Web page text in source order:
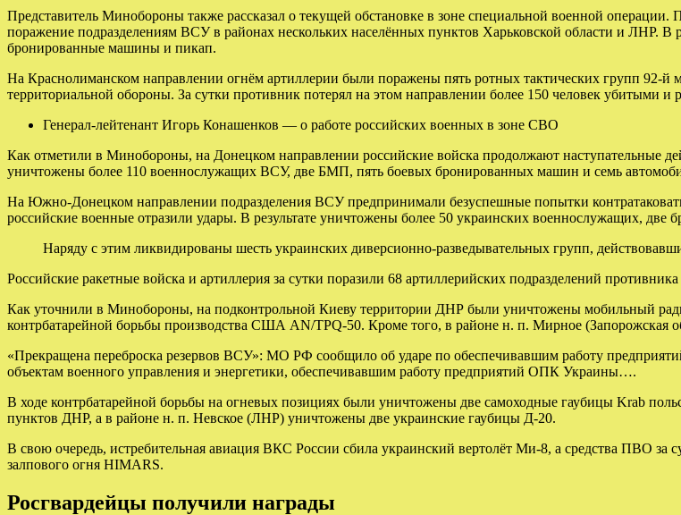
Представитель Минобороны также рассказал о текущей обстановке в зоне специальной военной
поражение подразделениям ВСУ в районах нескольких населённых пунктов Харьковской области и ЛНР. В
бронированные машины и пикап.
На Краснолиманском направлении огнём артиллерии были поражены пять ротных тактических групп 92-
территориальной обороны. За сутки противник потерял на этом направлении более 150 человек убитыми и
Генерал-лейтенант Игорь Конашенков — о работе российских военных в зоне СВО
Как отметили в Минобороны, на Донецком направлении российские войска продолжают наступательные
уничтожены более 110 военнослужащих ВСУ, две БМП, пять боевых бронированных машин и семь
На Южно-Донецком направлении подразделения ВСУ предпринимали безуспешные попытки
российские военные отразили удары. В результате уничтожены более 50 украинских военнослужащих, две
Наряду с этим ликвидированы шесть украинских диверсионно-разведывательных групп,
Российские ракетные войска и артиллерия за сутки поразили 68 артиллерийских подразделений
Как уточнили в Минобороны, на подконтрольной Киеву территории ДНР были уничтожены мобильный
контрбатарейной борьбы производства США АN/TPQ-50. Кроме того, в районе н. п. Мирное (Запорожская
«Прекращена переброска резервов ВСУ»: МО РФ сообщило об ударе по обеспечивавшим работу
объектам военного управления и энергетики, обеспечивавшим работу предприятий ОПК Украины….
В ходе контрбатарейной борьбы на огневых позициях были уничтожены две самоходные гаубицы Krab
пунктов ДНР, а в районе н. п. Невское (ЛНР) уничтожены две украинские гаубицы Д-20.
В свою очередь, истребительная авиация ВКС России сбила украинский вертолёт Ми-8, а средства ПВО за
залпового огня HIMARS.
Росгвардейцы получили награды